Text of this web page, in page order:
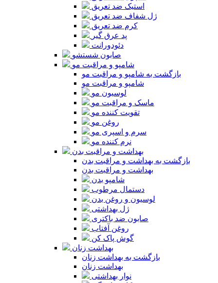
استیک ضد تعریق
ژل شفاف ضد تعریق
کرم ضد تعریق
پد عرق گیر
دئودورانت
صابون شستشو
شامپو و مراقبت مو
بازگشت به شامپو و مراقبت مو
شامپو و مراقبت مو
لوسیون مو
ماسک و مراقبت مو
تقویت کننده مو
روغن مو
سرم و اسپری مو
نرم کننده مو
بهداشت و مراقبت بدن
بازگشت به بهداشت و مراقبت بدن
بهداشت و مراقبت بدن
شامپو بدن
دستمال مرطوب
لوسیون و روغن بدن
ژل بهداشتی
صابون ضد باکتری
روغن آفتاب
گوش پاک کن
بهداشت زنان
بازگشت به بهداشت زنان
بهداشت زنان
نوار بهداشتی